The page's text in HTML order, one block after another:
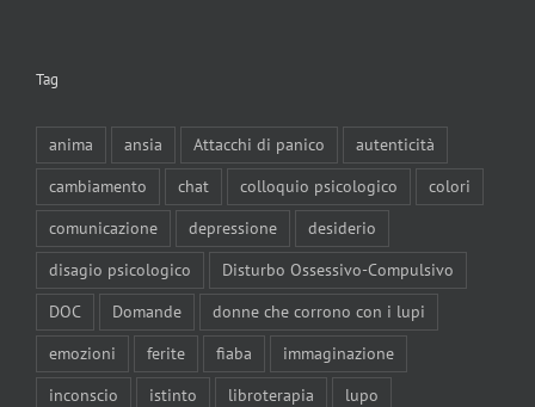
Tag
anima ansia Attacchi di panico
autenticità
cambiamento
chat colloquio psicologico
colori
comunicazione
depressione
desiderio
disagio psicologico
Disturbo Ossessivo-Compulsivo
DOC
Domande
donne che corrono con i lupi
emozioni
ferite fiaba
immaginazione
inconscio
istinto libroterapia
lupo